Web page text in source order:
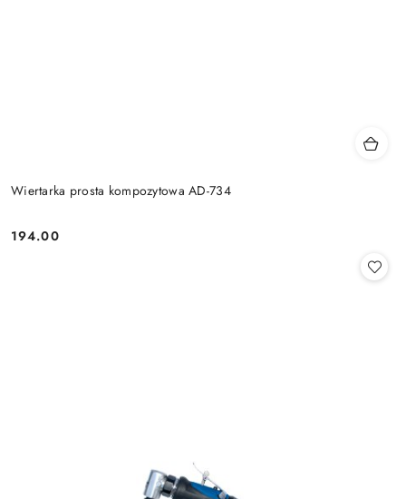
Wiertarka prosta kompozytowa AD-734
Cena:
194.00